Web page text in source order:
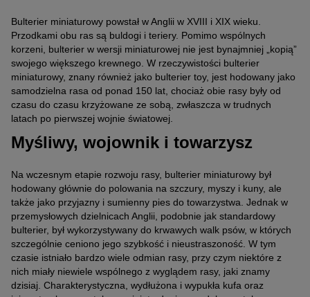
Bulterier miniaturowy powstał w Anglii w XVIII i XIX wieku.
Przodkami obu ras są buldogi i teriery. Pomimo wspólnych
korzeni, bulterier w wersji miniaturowej nie jest bynajmniej „kopią”
swojego większego krewnego. W rzeczywistości bulterier
miniaturowy, znany również jako bulterier toy, jest hodowany jako
samodzielna rasa od ponad 150 lat, chociaż obie rasy były od
czasu do czasu krzyżowane ze sobą, zwłaszcza w trudnych
latach po pierwszej wojnie światowej.
Myśliwy, wojownik i towarzysz
Na wczesnym etapie rozwoju rasy, bulterier miniaturowy był
hodowany głównie do polowania na szczury, myszy i kuny, ale
także jako przyjazny i sumienny pies do towarzystwa. Jednak w
przemysłowych dzielnicach Anglii, podobnie jak standardowy
bulterier, był wykorzystywany do krwawych walk psów, w których
szczególnie ceniono jego szybkość i nieustraszoność. W tym
czasie istniało bardzo wiele odmian rasy, przy czym niektóre z
nich miały niewiele wspólnego z wyglądem rasy, jaki znamy
dzisiaj. Charakterystyczna, wydłużona i wypukła kufa oraz